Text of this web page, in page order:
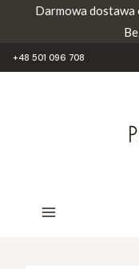
Darmowa dostawa
+48 501 096 708